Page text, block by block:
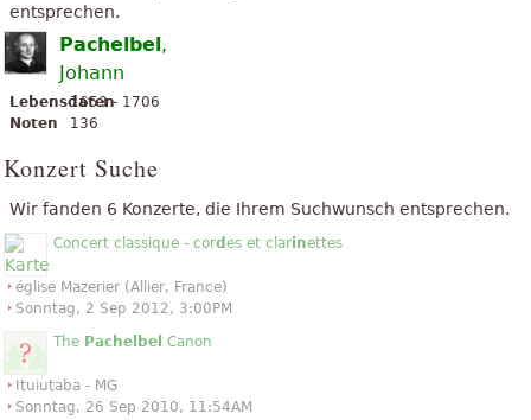
entsprechen.
Pachelbel,
Johann
Lebensdaten1653 - 1706
Noten
136
Konzert Suche
Wir fanden 6 Konzerte, die Ihrem Suchwunsch entsprechen.
Concert classique - cord es et clarinettes
église Mazerier (Allier, France)
Sonntag, 2 Sep 2012, 3:00PM
The Pachelbel Canon
Ituiutaba - MG
Sonntag, 26 Sep 2010, 11:54AM